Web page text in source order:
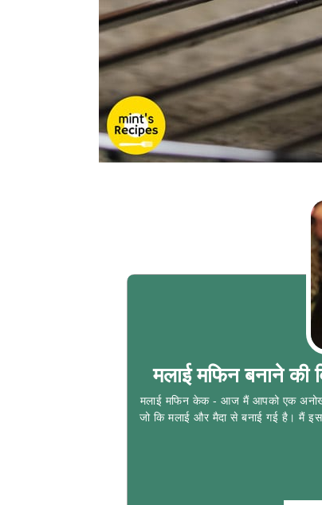
मलाई मफिन बनाने
मलाई मफिन केक - आज मैं आपको एक अनोखी
जो कि मलाई और मैदा से बनाई गई है। मैं